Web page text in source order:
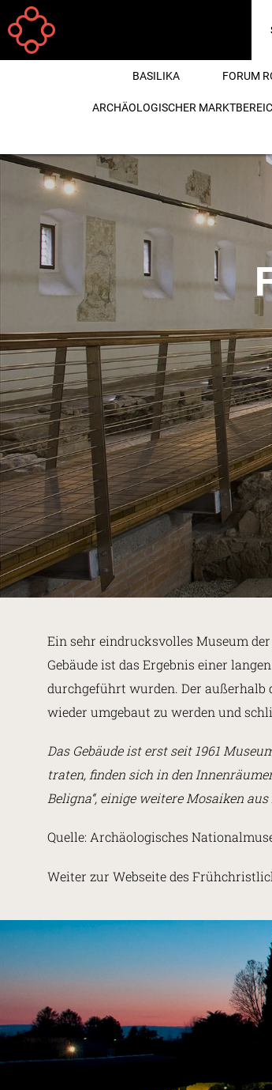
Direkt zum Inhalt
BASILIKA FORUM
ARCHÄOLOGISCHER
Ein sehr eindrucksvolles Museum der
Gebäude ist das Ergebnis einer
durchgeführt wurden. Der außerhalb
wieder umgebaut zu werden und
Das Gebäude ist erst seit 1961
traten, finden sich in den
Beligna“, einige weitere Mosaiken
Quelle: Archäologisches
Weiter zur Webseite des